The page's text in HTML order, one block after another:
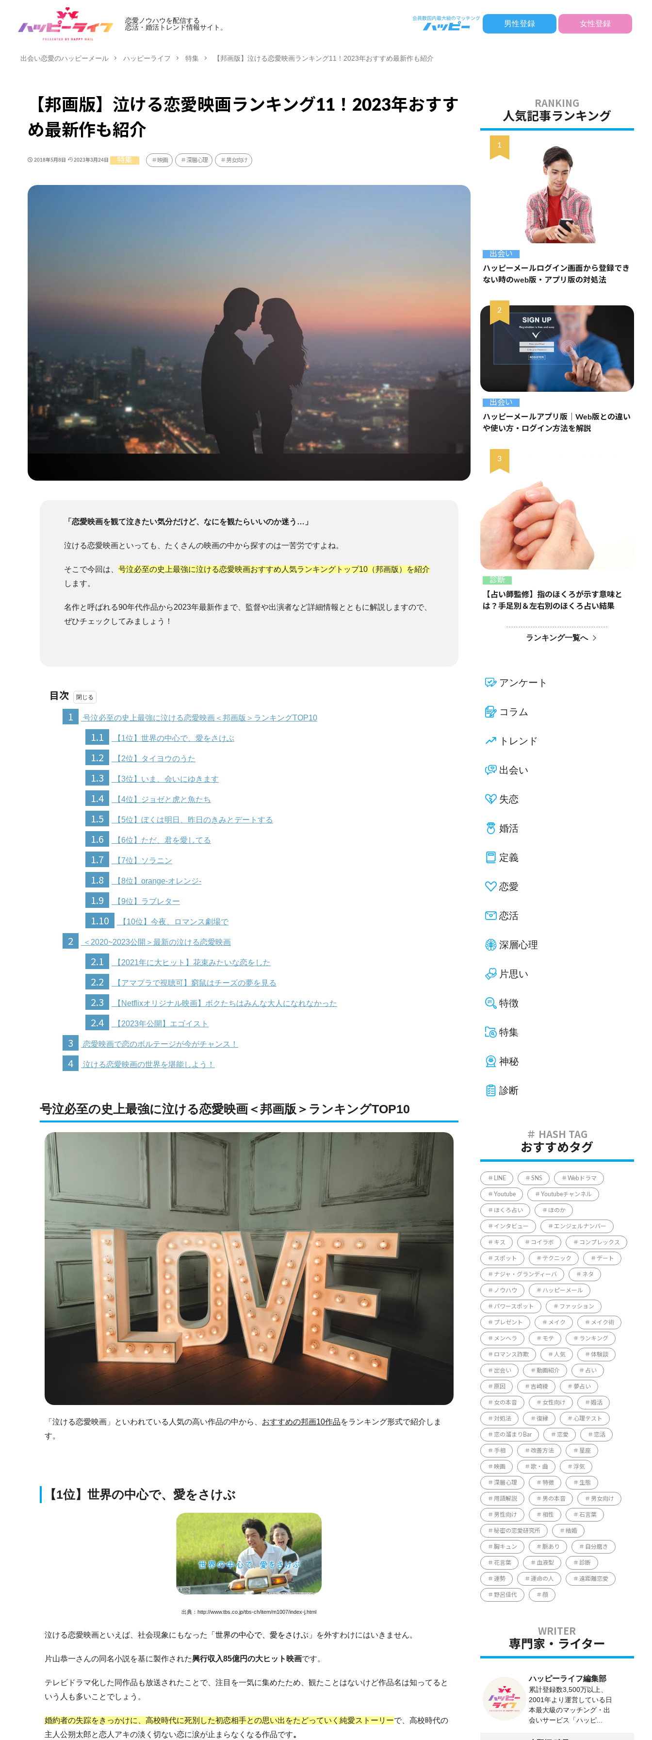
恋愛ノウハウを配信する
恋活・婚活トレンド情報サイト。
男性登録 女性登録
出会い恋愛のハッピーメール ハッピーライフ 特集 【邦画版】泣ける恋愛映画ランキング11！2023年おすすめ最新作も紹介
【邦画版】泣ける恋愛映画ランキング11！2023年おすす
め最新作も紹介
2018年5月8日 2023年3月24日 特集 映画 深層心理 男女向け
「恋愛映画を観て泣きたい気分だけど、なにを観たらいいのか迷う…」
泣ける恋愛映画といっても、たくさんの映画の中から探すのは一苦労ですよね。
そこで今回は、 号泣必至の史上最強に泣ける恋愛映画おすすめ人気ランキングトップ10（邦画版）を紹介
します。
名作と呼ばれる90年代作品から2023年最新作まで、監督や出演者など詳細情報とともに解説しますので、
ぜひチェックしてみましょう！
目次
1
号泣必至の史上最強に泣ける恋愛映画＜邦画版＞ランキングTOP10
1.1 【1位】世界の中心で、愛をさけぶ
1.2 【2位】タイヨウのうた
1.3 【3位】いま、会いにゆきます
1.4 【4位】ジョゼと虎と魚たち
1.5 【5位】ぼくは明日、昨日のきみとデートする
1.6 【6位】ただ、君を愛してる
1.7 【7位】ソラニン
1.8 【8位】orange-オレンジ-
1.9 【9位】ラブレター
1.10 【10位】今夜、ロマンス劇場で
2 ＜2020~2023公開＞最新の泣ける恋愛映画
2.1 【2021年に大ヒット】花束みたいな恋をした
2.2 【アマプラで視聴可】窮鼠はチーズの夢を見る
2.3 【Netflixオリジナル映画】ボクたちはみんな大人になれなかった
2.4 【2023年公開】エゴイスト
3 恋愛映画で恋のボルテージが今がチャンス！
4 泣ける恋愛映画の世界を堪能しよう！
号泣必至の史上最強に泣ける恋愛映画＜邦画版＞ランキングTOP10
「泣ける恋愛映画」といわれている人気の高い作品の中から、 おすすめの邦画10作品をランキング形式で紹介しま
す。
【1位】世界の中心で、愛をさけぶ
出典：http://www.tbs.co.jp/tbs-ch/item/m1007/index-j.html
泣ける恋愛映画といえば、社会現象にもなった 「世界の中心で、愛をさけぶ」 を外すわけにはいきません。
片山恭一さんの同名小説を基に製作された興行収入85億円の大ヒット映画です。
テレビドラマ化した同作品も放送されたことで、注目を一気に集めたため、観たことはないけど作品名は知ってると
いう人も多いことでしょう。
婚約者の失踪をきっかけに、高校時代に死別した初恋相手との思い出をたどっていく純愛ストーリーで、高校時代の
主人公朔太郎と恋人アキの淡く切ない恋に涙が止まらなくなる作品です。
人気記事ランキング
出会い
ハッピーメールログイン画面から登録でき
ない時のweb版・アプリ版の対処法
出会い
ハッピーメールアプリ版｜Web版との違い
や使い方・ログイン方法を解説
診断
【占い師監修】指のほくろが示す意味と
は？手足別＆左右別のほくろ占い結果
ランキング一覧へ
アンケート
コラム
トレンド
出会い
失恋
婚活
定義
恋愛
恋活
深層心理
片思い
特徴
特集
神秘
診断
おすすめタグ
LINE SNS Webドラマ
Youtube Youtubeチャンネル
ほくろ占い ほのか
インタビュー エンジェルナンバー
キス コイラボ コンプレックス
スポット テクニック デート
ナジャ・グランディーバ ネタ
ノウハウ ハッピーメール
パワースポット ファッション
プレゼント メイク メイク術
メンヘラ モテ ランキング
ロマンス詐欺 人気 体験談
出会い 動画紹介 占い
原因 吉崎綾 夢占い
女の本音 女性向け 婚活
対処法 復縁 心理テスト
恋の溜まりBar 恋愛 恋活
手相 改善方法 星座
映画 歌・曲 浮気
深層心理 特徴 生態
用語解説 男の本音 男女向け
男性向け 相性 石言葉
秘密の恋愛研究所 結婚
胸キュン 脈あり 自分磨き
花言葉 血液型 診断
運勢 運命の人 遠距離恋愛
野呂佳代 顔
専門家・ライター
ハッピーライフ編集部
累計登録数3,500万以上、
2001年より運営している日
本最大級のマッチング・出
会いサービス「ハッピ...